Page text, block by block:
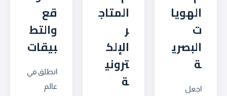
الهويا
ت
البصري
ة
اجعل
المتاج
ر
الإلك
تروني
ة
قع
والتط
بيقات
انطلق في
عالم